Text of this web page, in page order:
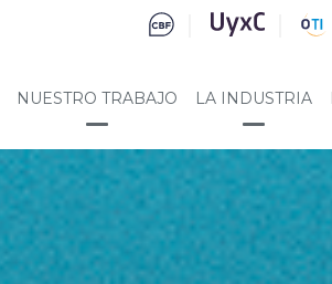
NUESTRO TRABAJO LA INDUSTRIA